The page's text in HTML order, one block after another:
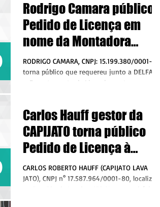
Rodrigo Camara público
Pedido de Licença em
nome da Montadora
Carrofer, em Juína MT à
Fabricação de
RODRIGO CAMARA, CNPJ: 15.199.380/0001-02,
torna público que requereu junto a DELFAM
– Departamento de Licenciamento e
Carlos Hauff gestor da
CAPIJATO torna público
Pedido de Licença à
serviços de Lavagem,
Lubrificação e Polimento
CARLOS ROBERTO HAUFF (CAPIJATO LAVA
JATO), CNPJ n° 17.587.964/0001-80, localizada
na Rua Rio de Janeiro, 154 N, no município de